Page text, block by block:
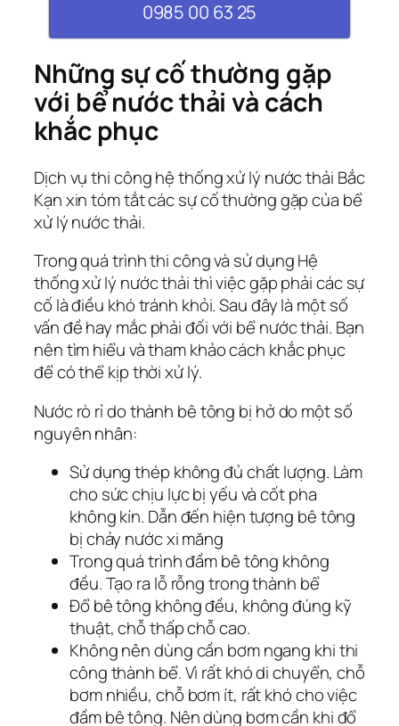
0985 00 63 25
Những sự cố thường gặp
với bể nước thải và cách
khắc phục
Dịch vụ thi công hệ thống xử lý nước thải Bắc
Kạn xin tóm tắt các sự cố thường gặp của bể
xử lý nước thải.
Trong quá trình thi công và sử dụng Hệ
thống xử lý nước thải thì việc gặp phải các sự
cố là điều khó tránh khỏi. Sau đây là một số
vấn đề hay mắc phải đối với bể nước thải. Bạn
nên tìm hiểu và tham khảo cách khắc phục
để có thể kịp thời xử lý.
Nước rò rỉ do thành bê tông bị hở do một số
nguyên nhân:
Sử dụng thép không đủ chất lượng. Làm
cho sức chịu lực bị yếu và cốt pha
không kín. Dẫn đến hiện tượng bê tông
bị chảy nước xi măng
Trong quá trình đầm bê tông không
đều. Tạo ra lỗ rỗng trong thành bể
Đổ bê tông không đều, không đúng kỹ
thuật, chỗ thấp chỗ cao.
Không nên dùng cần bơm ngang khi thi
công thành bể. Vì rất khó di chuyển, chỗ
bơm nhiều, chỗ bơm ít, rất khó cho việc
đầm bê tông. Nên dùng bơm cần khi đổ